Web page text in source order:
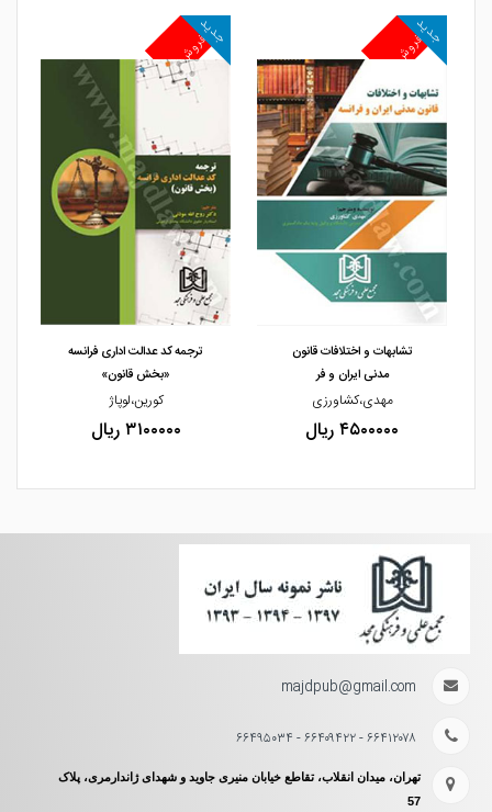
مشاهده و خرید
پرفروش
جدید
مشاهده و خرید
تشابهات و اختلافات قانون
مدنی ایران و فر
مهدی،کشاورزی
۴۵۰۰۰۰۰ ریال
پرفروش
جدید
ترجمه کد عدالت اداری فرانسه
«بخش قانون»
کورین،لوپاژ
۳۱۰۰۰۰۰ ریال
majdpub@gmail.com
۶۶۴۱۲۰۷۸ - ۶۶۴۰۹۴۲۲ - ۶۶۴۹۵۰۳۴
تهران، میدان انقلاب، تقاطع خیابان منیری جاوید و شهدای ژاندارمری، پلاک
57